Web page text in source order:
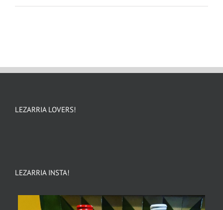
LEZARRIA LOVERS!
LEZARRIA INSTA!